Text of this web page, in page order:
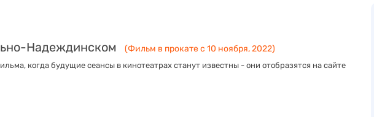
Надеждинском (Фильм в прокате с 10 ноября, 2022)
когда будущие сеансы в кинотеатрах станут известны - они отобразятся на сайте